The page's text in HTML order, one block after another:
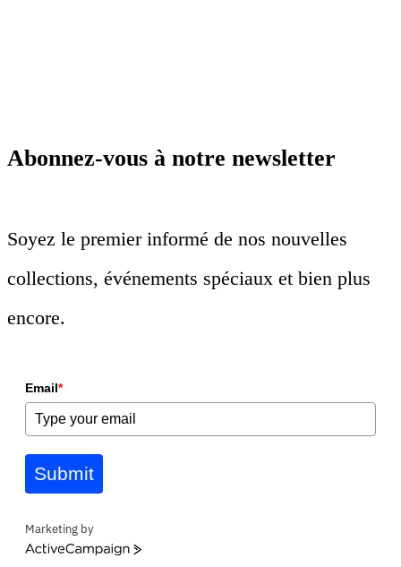
Abonnez-vous à notre newsletter
Soyez le premier informé de nos nouvelles
collections, événements spéciaux et bien plus
encore.
Email*
Submit
Marketing by
ActiveCampaign